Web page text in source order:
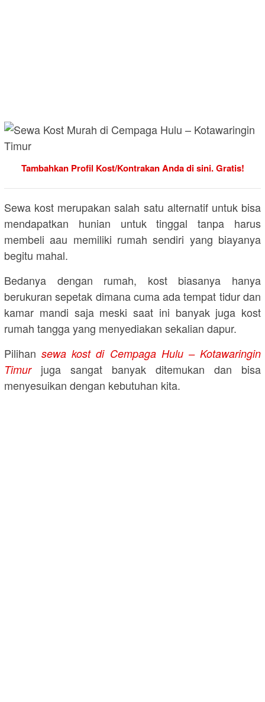
Tambahkan Profil Kost/Kontrakan Anda di sini. Gratis!
Sewa kost merupakan salah satu alternatif untuk bisa
mendapatkan hunian untuk tinggal tanpa harus
membeli aau memiliki rumah sendiri yang biayanya
begitu mahal.
Bedanya dengan rumah, kost biasanya hanya
berukuran sepetak dimana cuma ada tempat tidur dan
kamar mandi saja meski saat ini banyak juga kost
rumah tangga yang menyediakan sekalian dapur.
Pilihansewa kost di Cempaga Hulu – Kotawaringin
Timurjuga sangat banyak ditemukan dan bisa
menyesuikan dengan kebutuhan kita.